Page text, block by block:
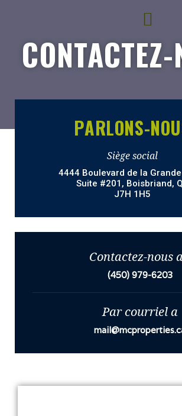
PARLONS-
Siège social
4444 Boulevard de la
Suite #201, Boisbriand,
J7H 1H5
Contactez-nous
(450) 979-6203
Par courriel a